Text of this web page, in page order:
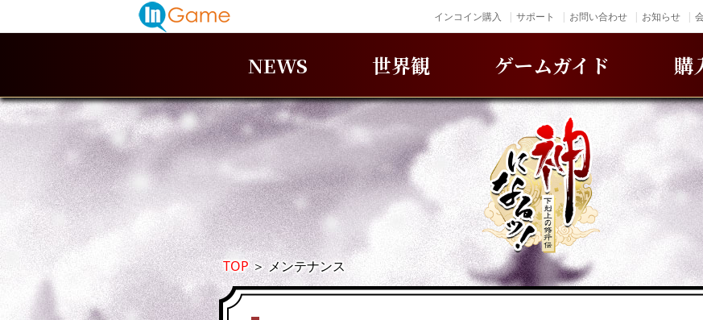
インコイン購入 サポート お問い合わせ お知らせ
NEWS 世界観 ゲームガイド 購
TOP＞メンテナンス